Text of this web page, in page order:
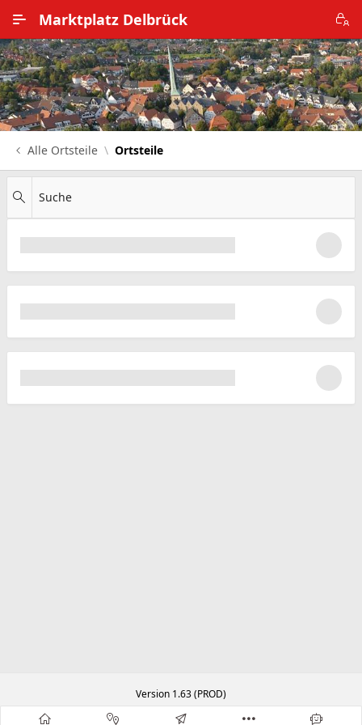
Marktplatz Delbrück
Alle Ortsteile
Impressum
Datenschutz
Alle Ortsteile Ortsteile
Suche
Version 1.63 (PROD)